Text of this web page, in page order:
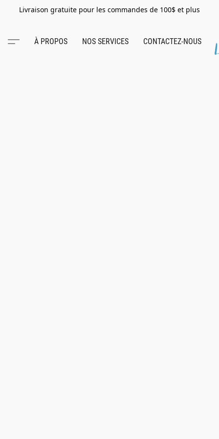
Livraison gratuite pour les commandes de 100$ et plus
À PROPOS NOS SERVICES CONTACTEZ-NOUS